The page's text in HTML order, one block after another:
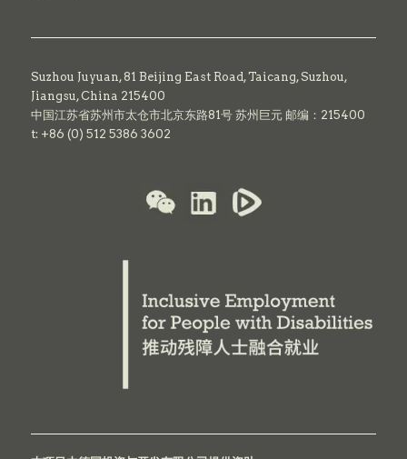
Suzhou Juyuan, 81 Beijing East Road,Taicang,Suzhou,
Jiangsu, China 215400
中国江苏省苏州市太仓市北京东路81号 苏州巨元 邮编：215400
t: +86 (0) 512 5386 3602